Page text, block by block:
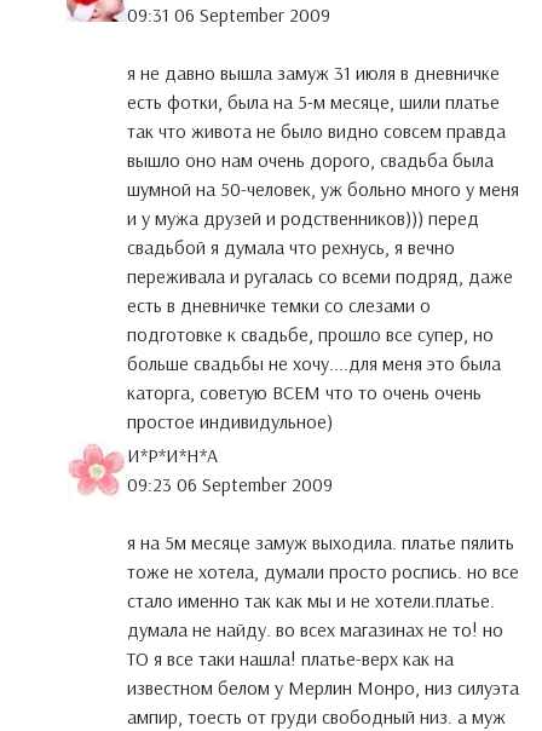
09:31 06 September 2009
я не давно вышла замуж 31 июля в дневничке
есть фотки, была на 5-м месяце, шили платье
так что живота не было видно совсем правда
вышло оно нам очень дорого, свадьба была
шумной на 50-человек, уж больно много у меня
и у мужа друзей и родственников))) перед
свадьбой я думала что рехнусь, я вечно
переживала и ругалась со всеми подряд, даже
есть в дневничке темки со слезами о
подготовке к свадьбе, прошло все супер, но
больше свадьбы не хочу....для меня это была
каторга, советую ВСЕМ что то очень очень
простое индивидульное)
И*Р*И*Н*А
09:23 06 September 2009
я на 5м месяце замуж выходила. платье пялить
тоже не хотела, думали просто роспись. но все
стало именно так как мы и не хотели.платье.
думала не найду. во всех магазинах не то! но
ТО я все таки нашла! платье-верх как на
известном белом у Мерлин Монро, низ силуэта
ампир, тоесть от груди свободный низ. а муж